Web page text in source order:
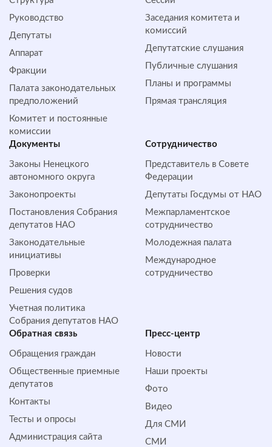
Руководство
Депутаты
Аппарат
Фракции
Палата законодательных
предположений
Комитет и постоянные
комиссии
Заседания комитета и
комиссий
Депутатские слушания
Публичные слушания
Планы и программы
Прямая трансляция
Документы
Законы Ненецкого
автономного округа
Законопроекты
Постановления Собрания
депутатов НАО
Законодательные
инициативы
Проверки
Решения судов
Учетная политика
Собрания депутатов НАО
Сотрудничество
Представитель в Совете
Федерации
Депутаты Госдумы от НАО
Межпарламентское
сотрудничество
Молодежная палата
Международное
сотрудничество
Обратная cвязь
Обращения граждан
Общественные приемные
депутатов
Контакты
Тесты и опросы
Администрация сайта
Пресс-центр
Новости
Наши проекты
Фото
Видео
Для СМИ
СМИ